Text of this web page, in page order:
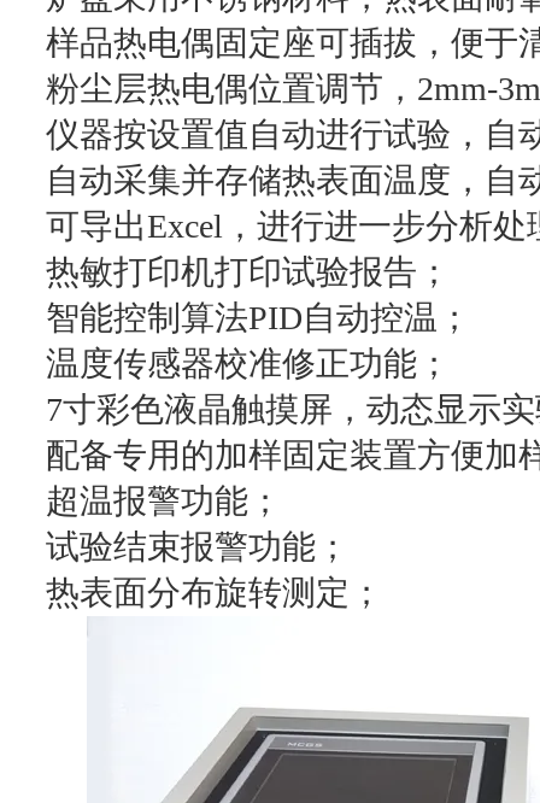
样品热电偶固定座可插拔，便于
粉尘层热电偶位置调节，2mm-
仪器按设置值自动进行试验，自
自动采集并存储热表面温度，自
可导出Excel，进行进一步分析处
热敏打印机打印试验报告；
智能控制算法PID自动控温；
温度传感器校准修正功能；
7寸彩色液晶触摸屏，动态显示
配备专用的加样固定装置方便加
超温报警功能；
试验结束报警功能；
热表面分布旋转测定；